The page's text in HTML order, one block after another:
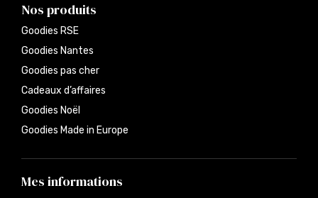
Nos produits
Goodies RSE
Goodies Nantes
Goodies pas cher
Cadeaux d’affaires
Goodies Noël
Goodies Made in Europe
Mes informations